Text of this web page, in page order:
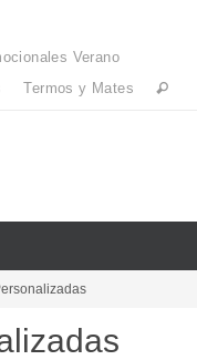
Verano
Termos y Mates